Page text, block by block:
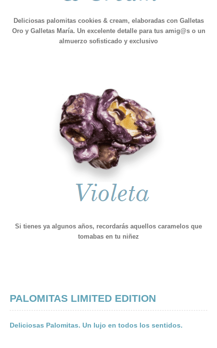
Deliciosas palomitas cookies & cream, elaboradas con Galletas
Oro y Galletas María. Un excelente detalle para tus amig@s o un
almuerzo sofisticado y exclusivo
Si tienes ya algunos años, recordarás aquellos caramelos que
tomabas en tu niñez
PALOMITAS LIMITED EDITION
Deliciosas Palomitas. Un lujo en todos los sentidos.